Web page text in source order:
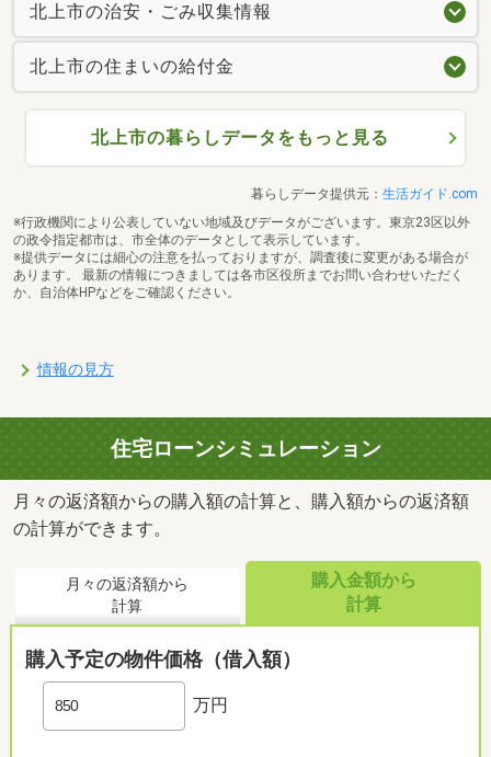
北上市の治安・ごみ収集情報
北上市の住まいの給付金
北上市の暮らしデータをもっと見る
暮らしデータ提供元： 生活ガイド.com
※行政機関により公表していない地域及びデータがございます。東京23区以外
の政令指定都市は、市全体のデータとして表示しています。
※提供データには細心の注意を払っておりますが、調査後に変更がある場合が
あります。 最新の情報につきましては各市区役所までお問い合わせいただく
か、自治体HPなどをご確認ください。
情報の見方
住宅ローンシミュレーション
月々の返済額からの購入額の計算と、購入額からの返済額
の計算ができます。
月々の返済額から
計算
購入金額から
計算
購入予定の物件価格（借入額）
万円